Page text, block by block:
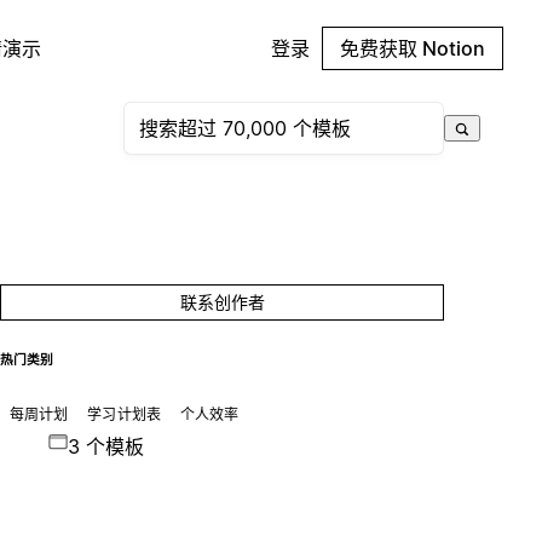
示 登录 免费获取 Notion
联系创作者
热门类别
每周计划 学习计划表 个人效率
3 个模板